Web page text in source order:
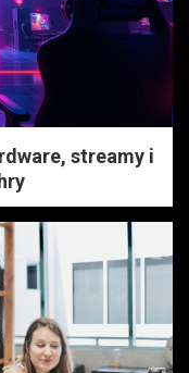
streamy i